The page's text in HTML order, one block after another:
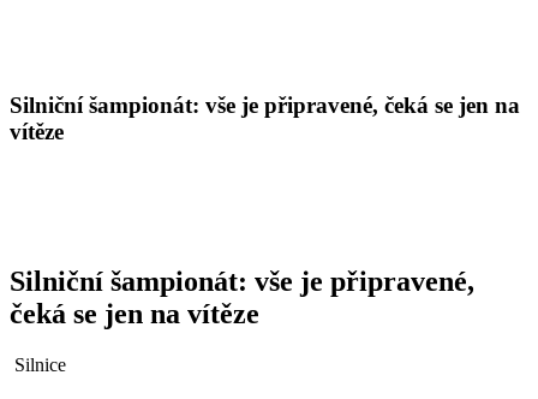
Silniční šampionát: vše je připravené, čeká se jen na
vítěze
Silniční šampionát: vše je připravené,
čeká se jen na vítěze
Silnice